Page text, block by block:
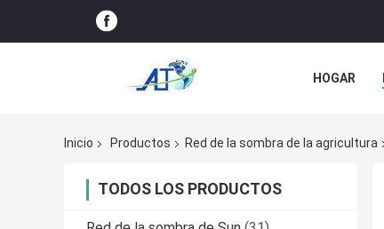
HOGAR
Inicio
Productos Red de la sombra de la agricultura
TODOS LOS PRODUCTOS